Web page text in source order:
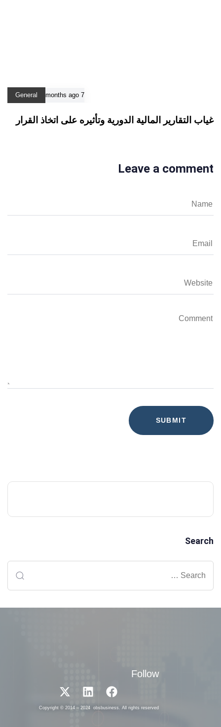
7 months ago
General
غياب التقارير المالية الدورية وتأثيره على اتخاذ القرار
Leave a comment
Search
Follow
Copyright © 2014 – 2024 obsbusiness. All rights reserved